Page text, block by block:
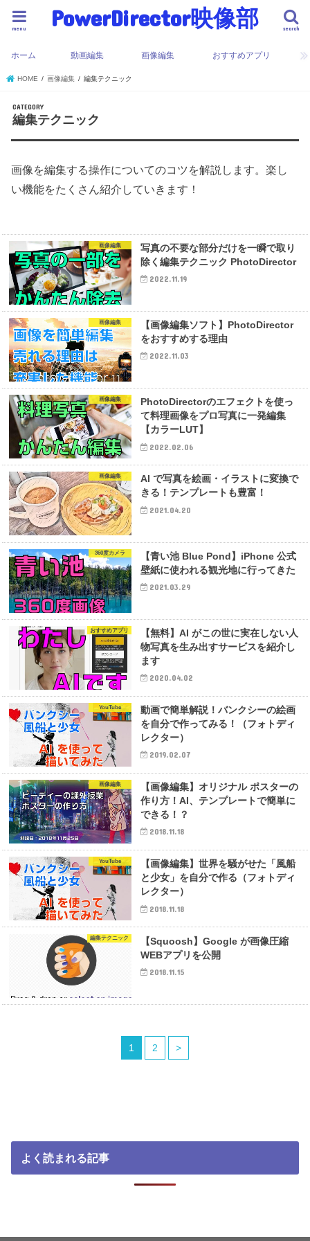
PowerDirector映像部 search
menu
ホーム 動画編集 画像編集 おすすめアプリ
HOME 画像編集 編集テクニック
編集テクニック
画像を編集する操作についてのコツを解説します。楽し
い機能をたくさん紹介していきます！
画像編集
写真の不要な部分だけを一瞬で取り
除く編集テクニック PhotoDirector
2022.11.19
画像編集
【画像編集ソフト】PhotoDirector
をおすすめする理由
2022.11.03
画像編集
PhotoDirectorのエフェクトを使っ
て料理画像をプロ写真に一発編集
【カラーLUT】
2022.02.06
画像編集
AI で写真を絵画・イラストに変換で
きる！テンプレートも豊富！
2021.04.20
360度カメラ
【青い池 Blue Pond】iPhone 公式
壁紙に使われる観光地に行ってきた
2021.03.29
おすすめアプリ
【無料】AI がこの世に実在しない人
物写真を生み出すサービスを紹介し
ます
2020.04.02
YouTube
動画で簡単解説！バンクシーの絵画
を自分で作ってみる！（フォトディ
レクター）
2019.02.07
画像編集
【画像編集】オリジナル ポスターの
作り方！AI、テンプレートで簡単に
できる！？
2018.11.18
YouTube
【画像編集】世界を騒がせた「風船
と少女」を自分で作る（フォトディ
レクター）
2018.11.18
編集テクニック
【Squoosh】Google が画像圧縮
WEBアプリを公開
2018.11.15
1 2 >
よく読まれる記事